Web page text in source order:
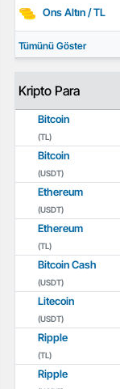
Ons Altın / TL
Tümünü Göster
Kripto Para
Bitcoin
(TL)
Bitcoin
(USDT)
Ethereum
(USDT)
Ethereum
(TL)
Bitcoin Cash
(USDT)
Litecoin
(USDT)
Ripple
(TL)
Ripple